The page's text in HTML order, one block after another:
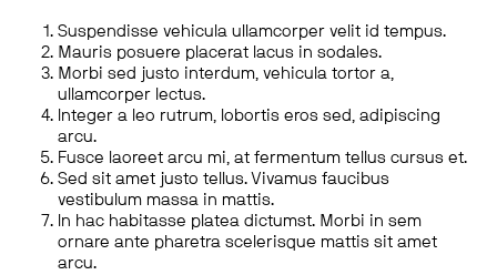
Suspendisse vehicula ullamcorper velit id tempus.
Mauris posuere placerat lacus in sodales.
Morbi sed justo interdum, vehicula tortor a,
ullamcorper lectus.
Integer a leo rutrum, lobortis eros sed, adipiscing
arcu.
Fusce laoreet arcu mi, at fermentum tellus cursus et.
Sed sit amet justo tellus. Vivamus faucibus
vestibulum massa in mattis.
In hac habitasse platea dictumst. Morbi in sem
ornare ante pharetra scelerisque mattis sit amet
arcu.